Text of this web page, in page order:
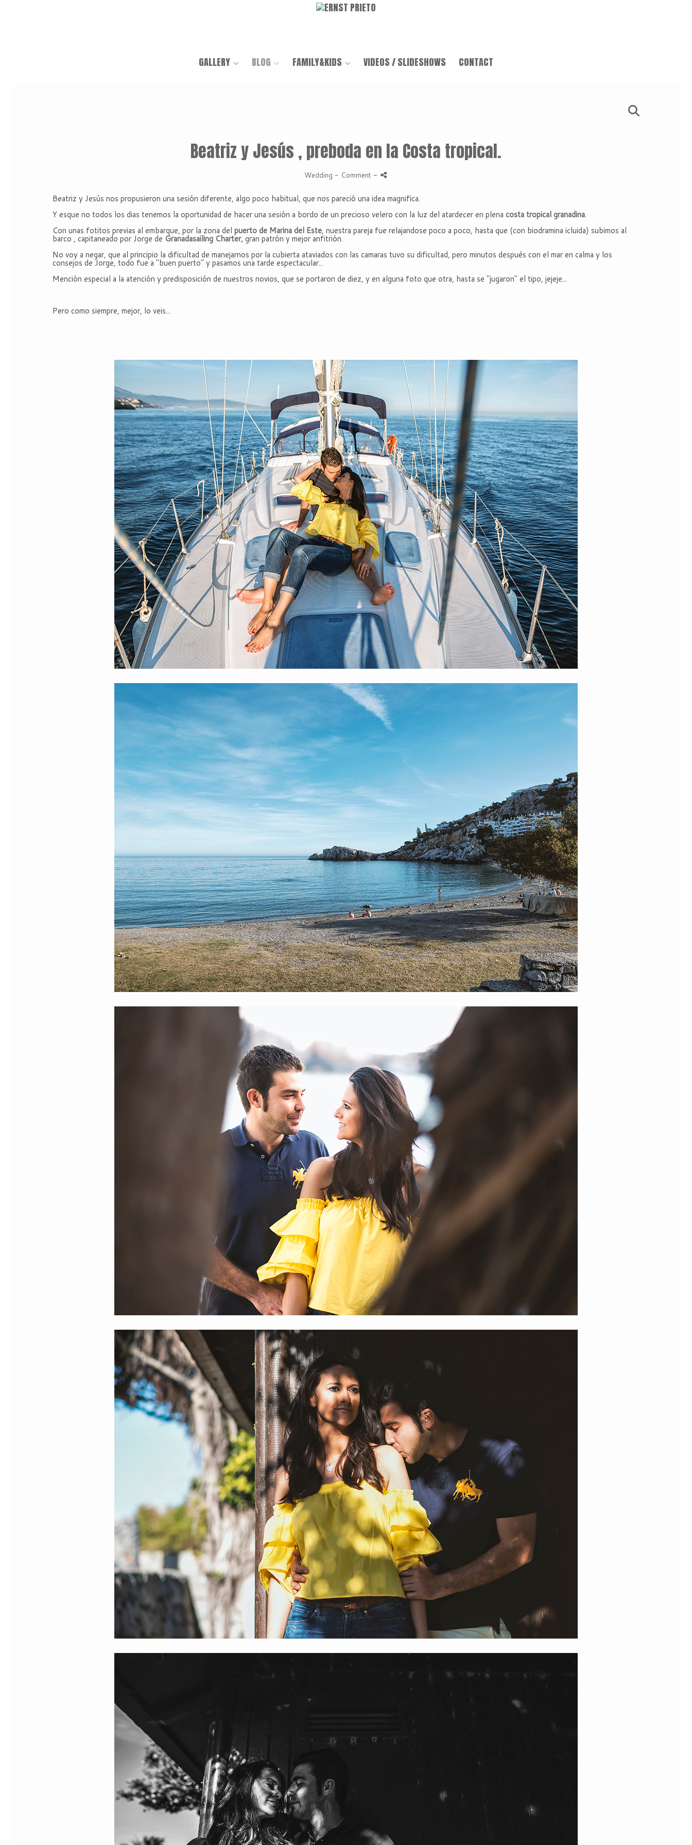
GALLERY BLOG FAMILY&KIDS VIDEOS / SLIDESHOWS CONTACT
Beatriz y Jesús , preboda en la Costa tropical.
Wedding - Comment -
Beatriz y Jesús nos propusieron una sesión diferente, algo poco habitual, que nos pareció una idea magnifica.
Y esque no todos los dias tenemos la oportunidad de hacer una sesión a bordo de un precioso velero con la luz del atardecer en plena costa tropical granadina.
Con unas fotitos previas al embarque, por la zona del puerto de Marina del Este, nuestra pareja fue relajandose poco a poco, hasta que (con biodramina icluida) subimos al
barco , capitaneado por Jorge de Granadasailing Charter, gran patrón y mejor anfitrión.
No voy a negar, que al principio la dificultad de manejarnos por la cubierta ataviados con las camaras tuvo su dificultad, pero minutos después con el mar en calma y los
consejos de Jorge, todo fue a "buen puerto" y pasamos una tarde espectacular...
Mención especial a la atención y predisposición de nuestros novios, que se portaron de diez, y en alguna foto que otra, hasta se "jugaron" el tipo, jejeje...
Pero como siempre, mejor, lo veis...